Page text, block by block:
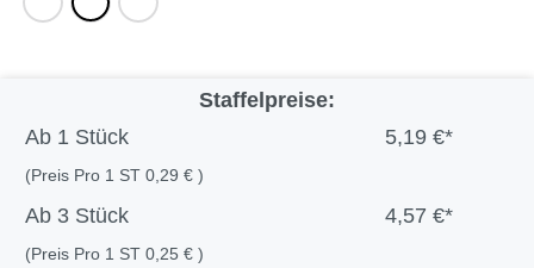
gelborange,
blauviolett,
mittelblau,
himmelblau,
blau,
rosa,
ultramarinblau,
rot,
gelb,
gelbgrün,
blauviolett,
gelb,
gelbgrün,
hellbraun,
schwarz,
Staffelpreise:
Ab 1 Stück 5,19 €*
(Preis Pro 1 ST 0,29 € )
Ab 3 Stück 4,57 €*
(Preis Pro 1 ST 0,25 € )